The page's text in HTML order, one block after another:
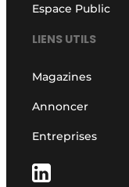
Espace Public
LIENS UTILS
Magazines
Annoncer
Entreprises